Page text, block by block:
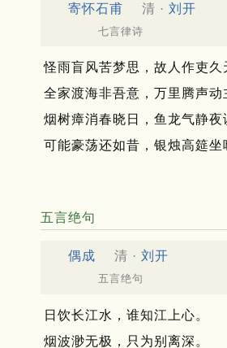
寄怀石甫 清 · 刘开
七言律诗
怪雨盲风苦梦思，故人作吏久
全家渡海非吾意，万里腾声动
烟树瘴消春晓日，鱼龙气静夜
可能豪荡还如昔，银烛高筵坐
五言绝句
偶成 清 · 刘开
五言绝句
日饮长江水，谁知江上心。
烟波渺无极，只为别离深。